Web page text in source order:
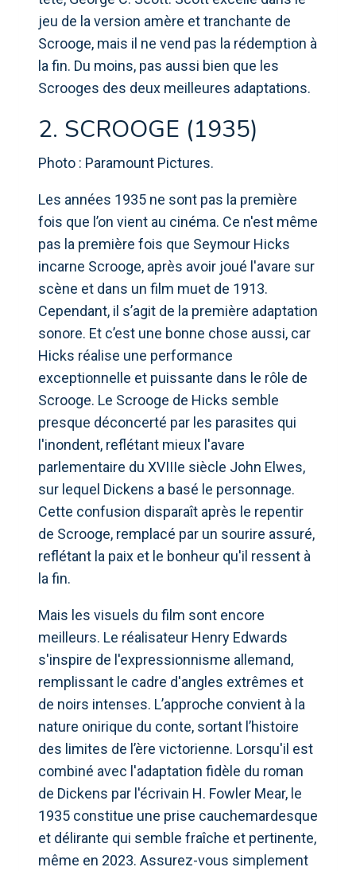
jeu de la version amère et tranchante de
Scrooge, mais il ne vend pas la rédemption à
la fin. Du moins, pas aussi bien que les
Scrooges des deux meilleures adaptations.
2. SCROOGE (1935)
Photo : Paramount Pictures.
Les années 1935 ne sont pas la première
fois que l’on vient au cinéma. Ce n'est même
pas la première fois que Seymour Hicks
incarne Scrooge, après avoir joué l'avare sur
scène et dans un film muet de 1913.
Cependant, il s’agit de la première adaptation
sonore. Et c’est une bonne chose aussi, car
Hicks réalise une performance
exceptionnelle et puissante dans le rôle de
Scrooge. Le Scrooge de Hicks semble
presque déconcerté par les parasites qui
l'inondent, reflétant mieux l'avare
parlementaire du XVIIIe siècle John Elwes,
sur lequel Dickens a basé le personnage.
Cette confusion disparaît après le repentir
de Scrooge, remplacé par un sourire assuré,
reflétant la paix et le bonheur qu'il ressent à
la fin.
Mais les visuels du film sont encore
meilleurs. Le réalisateur Henry Edwards
s'inspire de l'expressionnisme allemand,
remplissant le cadre d'angles extrêmes et
de noirs intenses. L’approche convient à la
nature onirique du conte, sortant l’histoire
des limites de l’ère victorienne. Lorsqu'il est
combiné avec l'adaptation fidèle du roman
de Dickens par l'écrivain H. Fowler Mear, le
1935 constitue une prise cauchemardesque
et délirante qui semble fraîche et pertinente,
même en 2023. Assurez-vous simplement